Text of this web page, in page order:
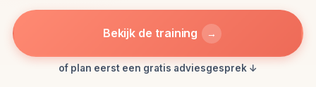
Bekijk de training →
of plan eerst een gratis adviesgesprek ↓